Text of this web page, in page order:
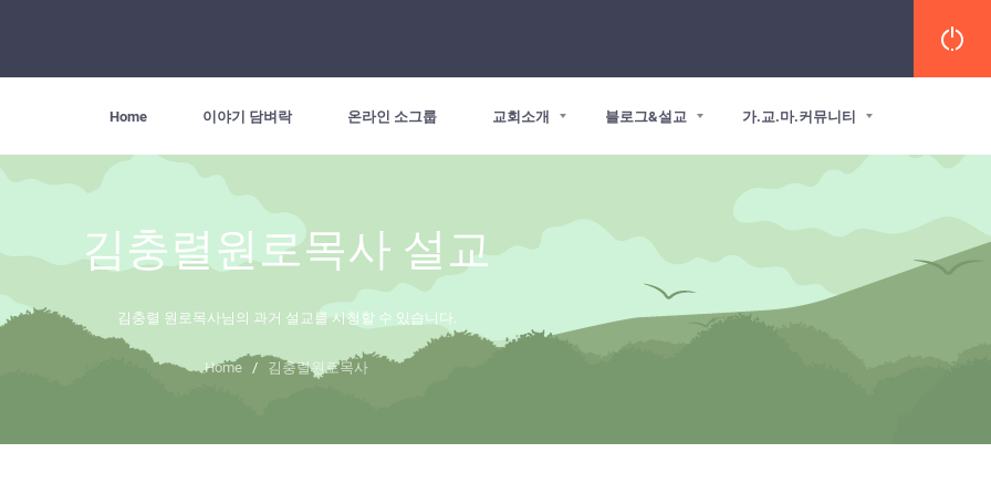
Home 이야기 담벼락 온라인 소그룹 교회소개 블로그&설교 가.교.마.커뮤니티
김충렬원로목사 설교
김충렬 원로목사님의 과거 설교를 시청할 수 있습니다.
Home / 김충렬원로목사